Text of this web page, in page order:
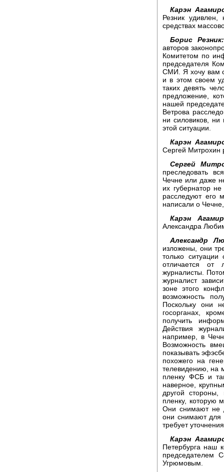
Карэн
Резник
средствах
Борис Резник:
авторов
Комитетом по
председателя
СМИ. Я хочу вам
и в этом своем
таких девять
предложение,
нашей
Ветрова
ни силовиков,
этой ситуации.
Карэн
Сергей Митрохин
Сергей
преследовать
Чечне или даже
их губернатор
расследуют его
написали о
Карэн
Александра
Александр
изложены, они
только ситуации
отличается от
журналисты.
журналист
зоне этого
возможность
Поскольку они
госорганах,
получить
Действия
например, в
Возможность
показывать
похожего на
телевидению, на
пленку ФСБ и
наверное,
другой
пленку, которую
Они снимают не
они снимают для
требует
Карэн
Петербурга наш
председателем
Угрюмовым.